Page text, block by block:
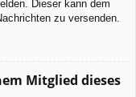
Dieser kann dem
zu versenden.
Mitglied dieses